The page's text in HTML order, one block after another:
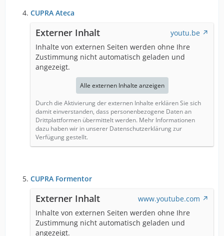
CUPRA Ateca
Externer Inhalt
youtu.be
Inhalte von externen Seiten werden ohne Ihre
Zustimmung nicht automatisch geladen und
angezeigt.
Alle externen Inhalte anzeigen
Durch die Aktivierung der externen Inhalte erklären Sie sich
damit einverstanden, dass personenbezogene Daten an
Drittplattformen übermittelt werden. Mehr Informationen
dazu haben wir in unserer Datenschutzerklärung zur
Verfügung gestellt.
CUPRA Formentor
Externer Inhalt
www.youtube.com
Inhalte von externen Seiten werden ohne Ihre
Zustimmung nicht automatisch geladen und
angezeigt.